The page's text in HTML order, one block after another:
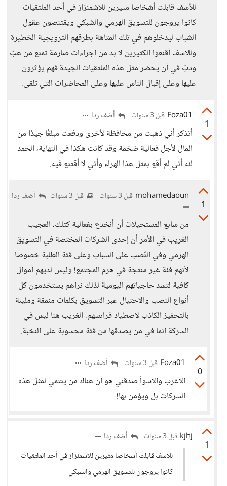
للأسف قابلت أشخاصا مثيرين للاشمئزاز في أحد الملتقيات
كانوا يروجون للتسويق الهرمي والشبكي ويقتنصون عقول
الشباب ليدخلوهم في تلك المتاهة بطرقهم الترويجية الخطيرة
وللاسف أقنعوا الكثيرين لا بد من اجراءات صارمة تمنع من هبّ
ودبّ في أن يحضر مثل هذه الملتقيات الجيدة فهم يؤثرون
عليها وعلى إقبال الناس عليها وعلى المحاضرات التي تلقى.
1
Foza01 قبل 3 سنوات أضف ردا
أتذكر أني ذهبت من محافظة لأخرى ودفعت مبلغًا جيدًا من
المال لأجل فعالية ضخمة وقد كانت هكذا في النهاية، الحمد
لله أني لم أقع بمثل هذا الهراء وأني لا أقتنع فيه.
1
mohamedaoun قبل 3 سنوات قبل 3 سنوات أضف ردا
من سابع المستحيلات أن أنخدع بفعالية كتلك، العجيب
الغريب في الأمر أن إحدى الشركات المختصة في التسويق
الهرمي وفي النّصب على الشباب وعلى فئة الطلبة خصوصا
لأنهم فئة غير منتجة في هرم المجتمع! وليس لديهم أموال
كافية لتسد حاجياتهم اليومية لذلك نراهم يستخدمون كل
أنواع النصب والاحتيال عبر التسويق بكلمات منمقة ومليئة
بالتحفيز الكاذب لاصطياد فرائسهم. الغريب هنا ليس في
الشركة إنما في من يصدقها من فئة محسوبة على النخبة.
0
Foza01 قبل 3 سنوات أضف ردا
الأغرب والأسوأ صدقني هو أن هناك من ينتمي لمثل هذه
الشركات بل ويؤمن بها!
1
kjhj قبل 3 سنوات
أضف ردا
للأسف قابلت أشخاصا مثيرين للاشمئزاز في أحد الملتقيات
كانوا يروجون للتسويق الهرمي والشبكي